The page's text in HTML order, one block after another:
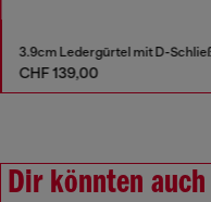
3.9cm Ledergürtel mit D-
CHF 139,00
Dir könnten